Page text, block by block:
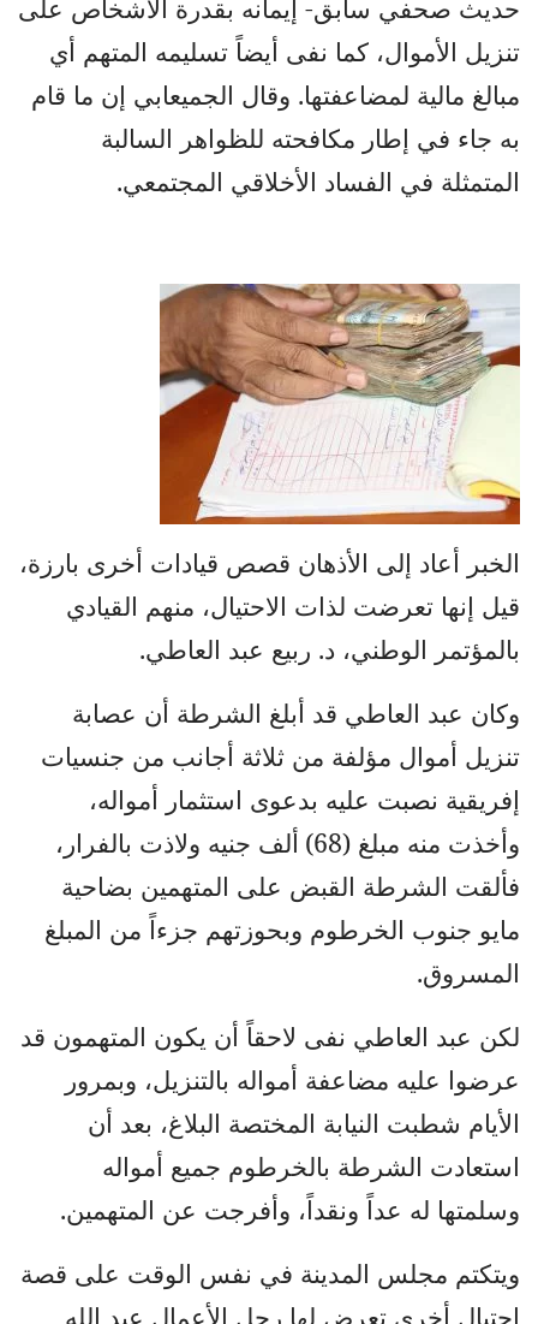
حديث صحفي سابق- إيمانه بقدرة الأشخاص على
تنزيل الأموال، كما نفى أيضاً تسليمه المتهم أي
مبالغ مالية لمضاعفتها. وقال الجميعابي إن ما قام
به جاء في إطار مكافحته للظواهر السالبة
المتمثلة في الفساد الأخلاقي المجتمعي.
الخبر أعاد إلى الأذهان قصص قيادات أخرى بارزة،
قيل إنها تعرضت لذات الاحتيال، منهم القيادي
بالمؤتمر الوطني، د. ربيع عبد العاطي.
وكان عبد العاطي قد أبلغ الشرطة أن عصابة
تنزيل أموال مؤلفة من ثلاثة أجانب من جنسيات
إفريقية نصبت عليه بدعوى استثمار أمواله،
وأخذت منه مبلغ (68)
ألف جنيه ولاذت بالفرار،
فألقت الشرطة القبض على المتهمين بضاحية
مايو جنوب الخرطوم وبحوزتهم جزءاً من المبلغ
المسروق.
لكن عبد العاطي نفى لاحقاً أن يكون المتهمون قد
عرضوا عليه مضاعفة أمواله بالتنزيل، وبمرور
الأيام شطبت النيابة المختصة البلاغ، بعد أن
استعادت الشرطة بالخرطوم جميع أمواله
وسلمتها له عداً ونقداً، وأفرجت عن المتهمين.
ويتكتم مجلس المدينة في نفس الوقت على قصة
احتيال أخرى تعرض لها رجل الأعمال عبد الله